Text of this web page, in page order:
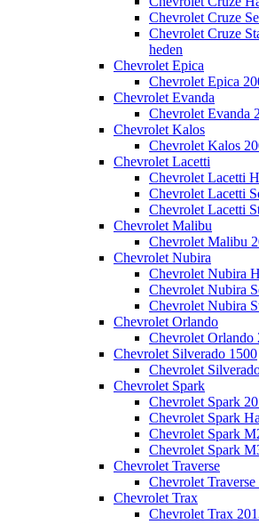
Chevrolet Cruze
Chevrolet Cruze
heden
Chevrolet Epica
Chevrolet Epica
Chevrolet Evanda
Chevrolet Evanda
Chevrolet Kalos
Chevrolet Kalos
Chevrolet Lacetti
Chevrolet Lacetti
Chevrolet Lacetti
Chevrolet Lacetti
Chevrolet Malibu
Chevrolet Malibu
Chevrolet Nubira
Chevrolet Nubira
Chevrolet Nubira
Chevrolet Nubira
Chevrolet Orlando
Chevrolet Orlando
Chevrolet Silverado 1500
Chevrolet
Chevrolet Spark
Chevrolet Spark
Chevrolet Spark
Chevrolet Spark
Chevrolet Spark
Chevrolet Traverse
Chevrolet Traverse
Chevrolet Trax
Chevrolet Trax